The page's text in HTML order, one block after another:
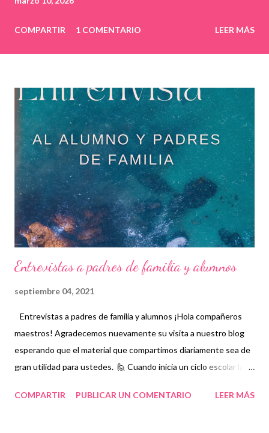
COMPARTIR 1 COMENTARIO LEER MÁS
Entrevistas a padres de familia y alumnos
septiembre 04, 2021
Entrevistas a padres de familia y alumnos ¡Hola compañeros
maestros! Agradecemos nuevamente su visita a nuestro blog
esperando que el material que compartimos diariamente sea de
gran utilidad para ustedes. 🙋 Cuando inicia un ciclo escolar las
para tener un contexto general de las nuevas familias con las
COMPARTIR PUBLICAR UN COMENTARIO LEER MÁS